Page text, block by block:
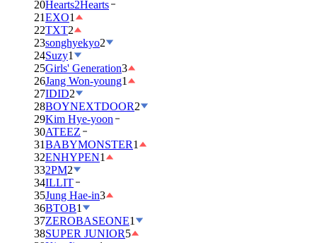
20Hearts2Hearts
21EXO1
22TXT2
23songhyekyo2
24Suzy1
25Girls' Generation3
26Jang Won-young1
27IDID2
28BOYNEXTDOOR2
29Kim Hye-yoon
30ATEEZ
31BABYMONSTER1
32ENHYPEN1
332PM2
34ILLIT
35Jung Hae-in3
36BTOB1
37ZEROBASEONE1
38SUPER JUNIOR5